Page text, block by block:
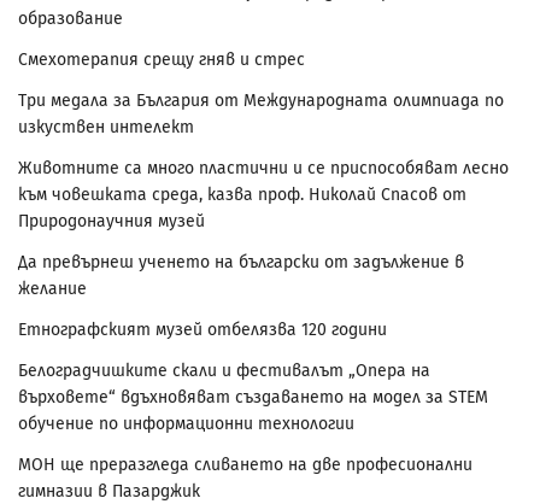
образование
Смехотерапия срещу гняв и стрес
Три медала за България от Международната олимпиада по
изкуствен интелект
Животните са много пластични и се приспособяват лесно
към човешката среда, казва проф. Николай Спасов от
Природонаучния музей
Да превърнеш ученето на български от задължение в
желание
Етнографският музей отбелязва 120 години
Белоградчишките скали и фестивалът „Опера на
върховете“ вдъхновяват създаването на модел за STEM
обучение по информационни технологии
МОН ще преразгледа сливането на две професионални
гимназии в Пазарджик